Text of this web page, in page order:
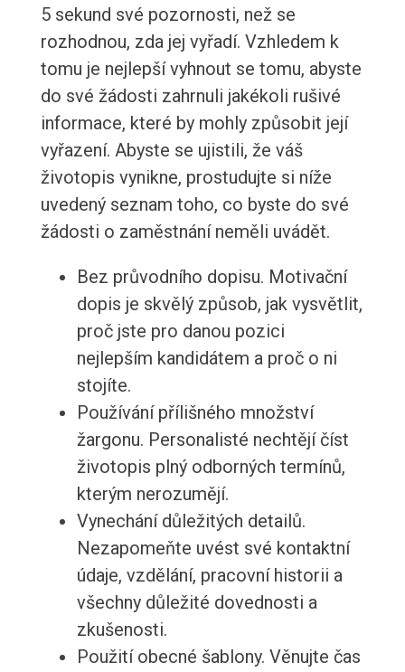
5 sekund své pozornosti, než se
rozhodnou, zda jej vyřadí. Vzhledem k
tomu je nejlepší vyhnout se tomu, abyste
do své žádosti zahrnuli jakékoli rušivé
informace, které by mohly způsobit její
vyřazení. Abyste se ujistili, že váš
životopis vynikne, prostudujte si níže
uvedený seznam toho, co byste do své
žádosti o zaměstnání neměli uvádět.
Bez průvodního dopisu. Motivační
dopis je skvělý způsob, jak vysvětlit,
proč jste pro danou pozici
nejlepším kandidátem a proč o ni
stojíte.
Používání přílišného množství
žargonu. Personalisté nechtějí číst
životopis plný odborných termínů,
kterým nerozumějí.
Vynechání důležitých detailů.
Nezapomeňte uvést své kontaktní
údaje, vzdělání, pracovní historii a
všechny důležité dovednosti a
zkušenosti.
Použití obecné šablony. Věnujte čas